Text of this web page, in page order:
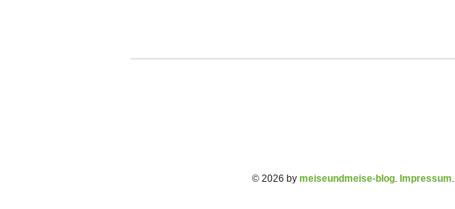
© 2026 by meiseundmeise-blog Impressum